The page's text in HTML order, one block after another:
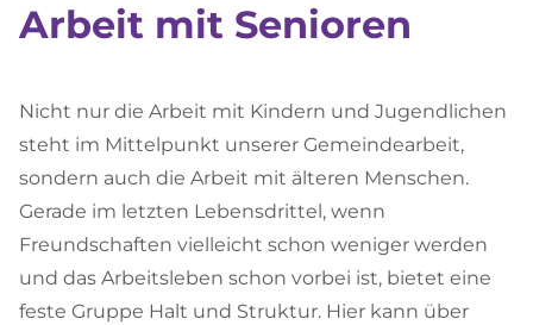
Arbeit mit Senioren
Nicht nur die Arbeit mit Kindern und Jugendlichen
steht im Mittelpunkt unserer Gemeindearbeit,
sondern auch die Arbeit mit älteren Menschen.
Gerade im letzten Lebensdrittel, wenn
Freundschaften vielleicht schon weniger werden
und das Arbeitsleben schon vorbei ist, bietet eine
feste Gruppe Halt und Struktur. Hier kann über